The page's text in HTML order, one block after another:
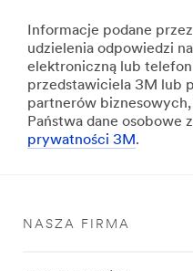
Informacje podane
udzielenia odpowiedzi
elektroniczną lub
przedstawiciela 3M lub
partnerów
Państwa dane osobowe
prywatności 3M.
NASZA FIRMA